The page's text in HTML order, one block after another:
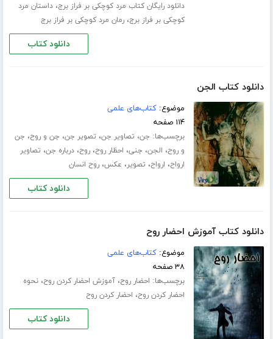
دانلود رایگان کتاب مرد کوچکی بر فراز برج،داستان مرد
کوچکی بر فراز برج،رمان مرد کوچکی بر فراز برج
دانلود کتاب
دانلود کتاب الجن
موضوع:کتاب‌های علمی
۱۱۴ صفحه
برچسب‌ها: جن، تصاویر جن، تصویر جن، جن و روح، جن
و روح، الجن، جنی، احظار روح،روح،درباره جن، تصاویر
ارواح، ارواح، تصویر، عکس،روح انسان
دانلود کتاب
دانلود کتاب آموزش احضار روح
موضوع:کتاب‌های علمی
۳۸ صفحه
برچسب‌ها: احضار روح،آموزش احضار کردن روح،نحوه
احضار کردن روح، احضار کردن روح
دانلود کتاب